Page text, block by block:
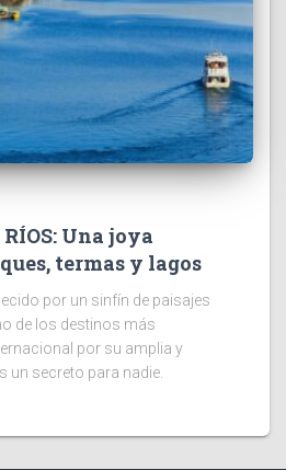
RÍOS: Una joya
termas y lagos
por un sinfín de paisajes
de los destinos más
por su amplia y
un secreto para nadie.